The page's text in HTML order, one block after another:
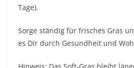
Tage).
Sorge ständig für frisches Gras
es Dir durch Gesundheit und
Hinweis: Das Soft-Gras bleibt